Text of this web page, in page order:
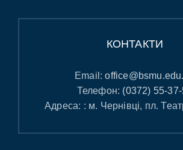
КОНТАКТИ
Email:
Телефон: (0372) 55-
Адреса: : м. Чернівці, пл.